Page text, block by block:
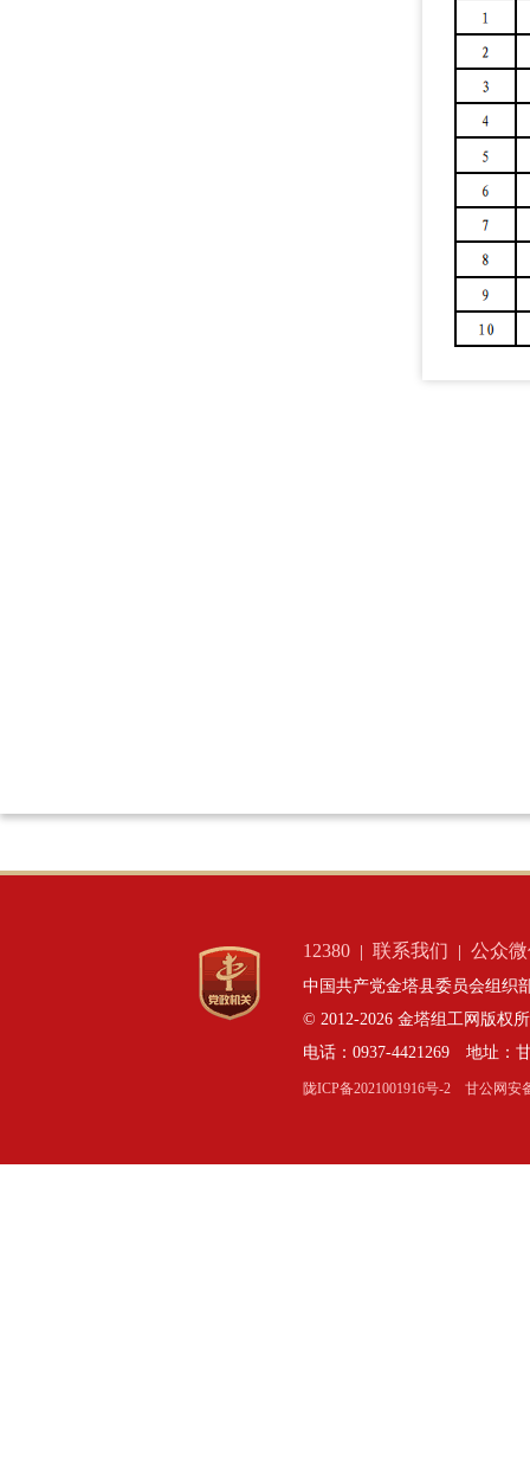
12380 联系我们 公众
中国共产党金塔县委员会组织
© 2012-2026 金塔组工网版权
电话：0937-4421269 地址：
陇ICP备2021001916号-2 甘公网安